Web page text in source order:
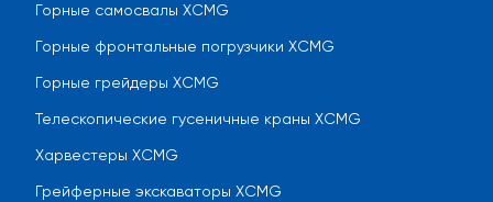
Горные самосвалы XCMG
Горные фронтальные погрузчики XCMG
Горные грейдеры XCMG
Телескопические гусеничные краны XCMG
Харвестеры XCMG
Грейферные экскаваторы XCMG